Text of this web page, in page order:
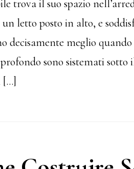
trova il suo spazio
letto posto in alto, e
decisamente meglio
sono sistemati
[…]